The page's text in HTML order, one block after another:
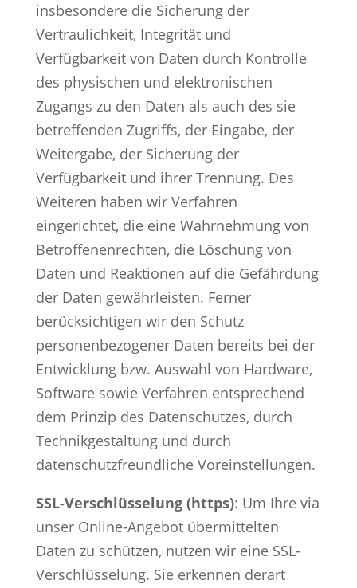
insbesondere die Sicherung der
Vertraulichkeit, Integrität und
Verfügbarkeit von Daten durch Kontrolle
des physischen und elektronischen
Zugangs zu den Daten als auch des sie
betreffenden Zugriffs, der Eingabe, der
Weitergabe, der Sicherung der
Verfügbarkeit und ihrer Trennung. Des
Weiteren haben wir Verfahren
eingerichtet, die eine Wahrnehmung von
Betroffenenrechten, die Löschung von
Daten und Reaktionen auf die Gefährdung
der Daten gewährleisten. Ferner
berücksichtigen wir den Schutz
personenbezogener Daten bereits bei der
Entwicklung bzw. Auswahl von Hardware,
Software sowie Verfahren entsprechend
dem Prinzip des Datenschutzes, durch
Technikgestaltung und durch
datenschutzfreundliche Voreinstellungen.
SSL-Verschlüsselung (https): Um Ihre via
unser Online-Angebot übermittelten
Daten zu schützen, nutzen wir eine SSL-
Verschlüsselung. Sie erkennen derart